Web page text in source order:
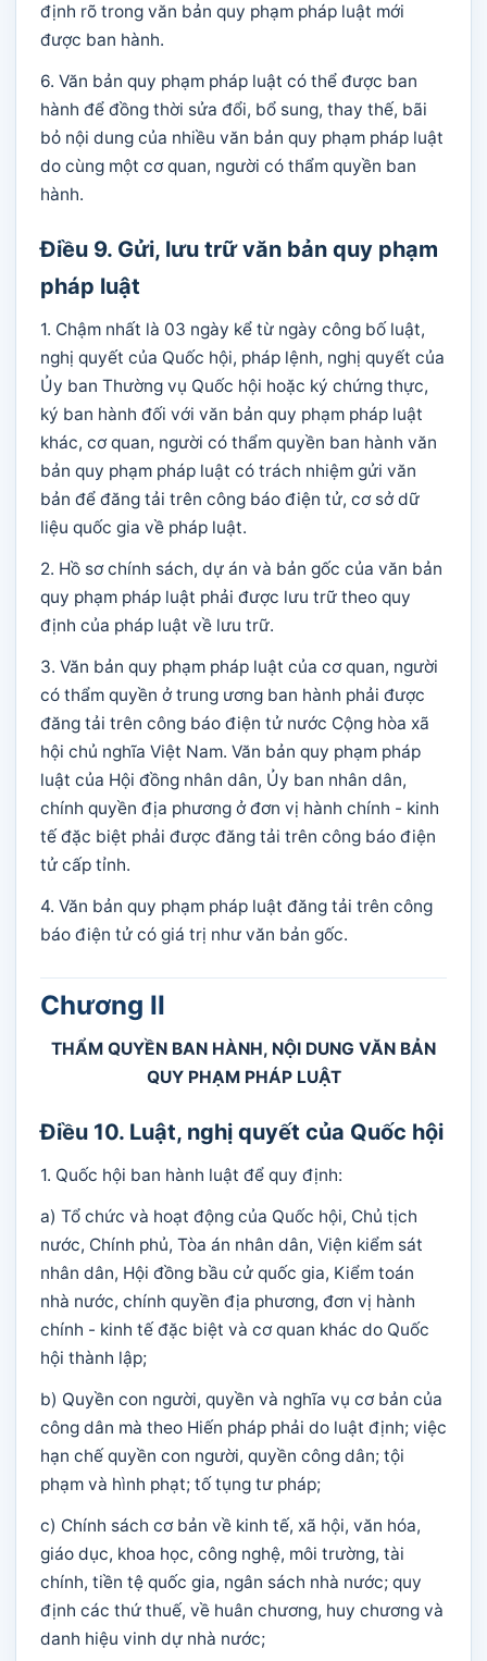
định rõ trong văn bản quy phạm pháp luật mới
được ban hành.
6. Văn bản quy phạm pháp luật có thể được ban
hành để đồng thời sửa đổi, bổ sung, thay thế, bãi
bỏ nội dung của nhiều văn bản quy phạm pháp luật
do cùng một cơ quan, người có thẩm quyền ban
hành.
Điều 9. Gửi, lưu trữ văn bản quy phạm
pháp luật
1. Chậm nhất là 03 ngày kể từ ngày công bố luật,
nghị quyết của Quốc hội, pháp lệnh, nghị quyết của
Ủy ban Thường vụ Quốc hội hoặc ký chứng thực,
ký ban hành đối với văn bản quy phạm pháp luật
khác, cơ quan, người có thẩm quyền ban hành văn
bản quy phạm pháp luật có trách nhiệm gửi văn
bản để đăng tải trên công báo điện tử, cơ sở dữ
liệu quốc gia về pháp luật.
2. Hồ sơ chính sách, dự án và bản gốc của văn bản
quy phạm pháp luật phải được lưu trữ theo quy
định của pháp luật về lưu trữ.
3. Văn bản quy phạm pháp luật của cơ quan, người
có thẩm quyền ở trung ương ban hành phải được
đăng tải trên công báo điện tử nước Cộng hòa xã
hội chủ nghĩa Việt Nam. Văn bản quy phạm pháp
luật của Hội đồng nhân dân, Ủy ban nhân dân,
chính quyền địa phương ở đơn vị hành chính - kinh
tế đặc biệt phải được đăng tải trên công báo điện
tử cấp tỉnh.
4. Văn bản quy phạm pháp luật đăng tải trên công
báo điện tử có giá trị như văn bản gốc.
Chương II
THẨM QUYỀN BAN HÀNH, NỘI DUNG VĂN BẢN
QUY PHẠM PHÁP LUẬT
Điều 10. Luật, nghị quyết của Quốc hội
1. Quốc hội ban hành luật để quy định:
a) Tổ chức và hoạt động của Quốc hội, Chủ tịch
nước, Chính phủ, Tòa án nhân dân, Viện kiểm sát
nhân dân, Hội đồng bầu cử quốc gia, Kiểm toán
nhà nước, chính quyền địa phương, đơn vị hành
chính - kinh tế đặc biệt và cơ quan khác do Quốc
hội thành lập;
b) Quyền con người, quyền và nghĩa vụ cơ bản của
công dân mà theo Hiến pháp phải do luật định; việc
hạn chế quyền con người, quyền công dân; tội
phạm và hình phạt; tố tụng tư pháp;
c) Chính sách cơ bản về kinh tế, xã hội, văn hóa,
giáo dục, khoa học, công nghệ, môi trường, tài
chính, tiền tệ quốc gia, ngân sách nhà nước; quy
định các thứ thuế, về huân chương, huy chương và
danh hiệu vinh dự nhà nước;